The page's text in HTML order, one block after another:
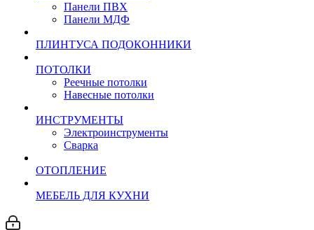
Панели ПВХ
Панели МДФ
ПЛИНТУСА ПОДОКОННИКИ
ПОТОЛКИ
Реечные потолки
Навесные потолки
ИНСТРУМЕНТЫ
Электроинструменты
Сварка
ОТОПЛЕНИЕ
МЕБЕЛЬ ДЛЯ КУХНИ